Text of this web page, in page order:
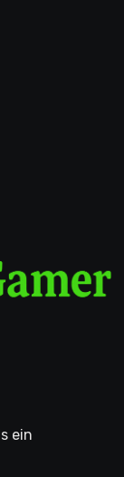
ein